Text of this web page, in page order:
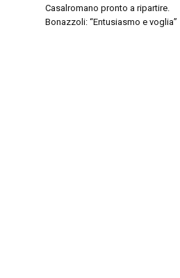
Casalromano pronto a ripartire.
Bonazzoli: “Entusiasmo e voglia”